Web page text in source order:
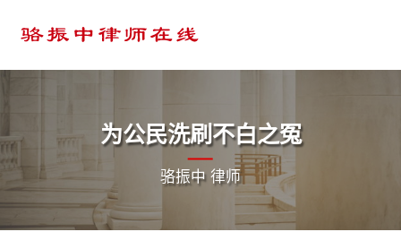
为公民洗刷不白之冤
骆振中 律师